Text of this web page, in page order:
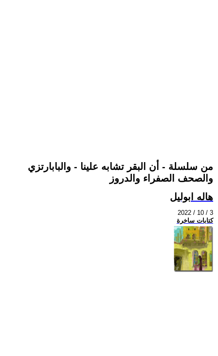
من سلسلة - أن البقر تشابه علينا - والبابارتزي
والصحف الصفراء والدروز
هاله ابوليل
2022 / 10 / 3
كتابات ساخرة